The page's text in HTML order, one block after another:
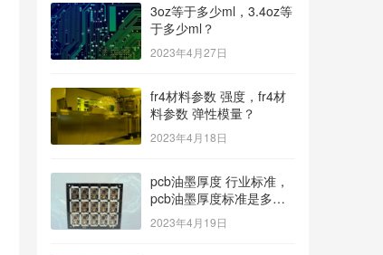
3oz等于多少ml，3.4oz等
于多少ml？
2023年4月27日
fr4材料参数 强度，fr4材
料参数 弹性模量？
2023年4月18日
pcb油墨厚度 行业标准，
pcb油墨厚度标准是多
少？
2023年4月19日